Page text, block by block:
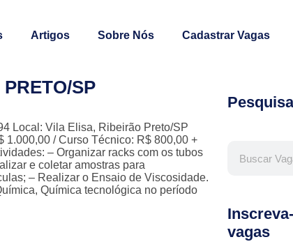
Artigos Sobre Nós Cadastrar Vagas
SP
Local: Vila Elisa, Ribeirão Preto/SP
1.000,00 / Curso Técnico: R$ 800,00 +
– Organizar racks com os tubos
e coletar amostras para
– Realizar o Ensaio de Viscosidade.
Química tecnológica no período
vagas